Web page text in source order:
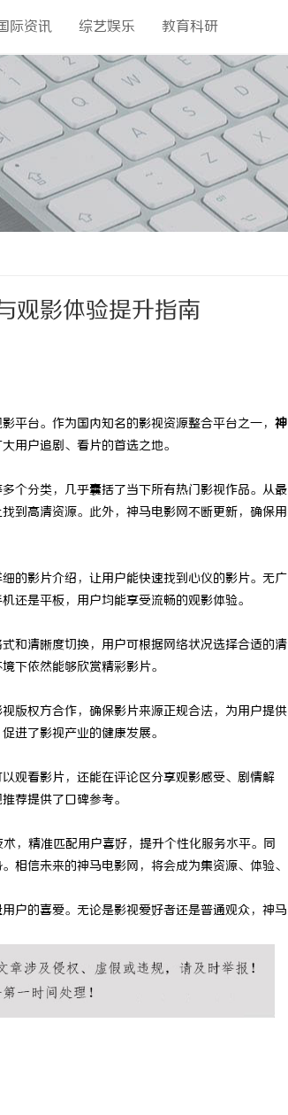
际资讯 综艺娱乐 教育科研
观影体验提升指南
平台。作为国内知名的影视资源整合平台之一， 神
用户追剧、看片的首选之地。
个分类，几乎囊括了当下所有热门影视作品。从最
到高清资源。此外，神马电影网不断更新，确保用
的影片介绍，让用户能快速找到心仪的影片。无广
还是平板，用户均能享受流畅的观影体验。
和清晰度切换，用户可根据网络状况选择合适的清
下依然能够欣赏精彩影片。
版权方合作，确保影片来源正规合法，为用户提供
进了影视产业的健康发展。
观看影片，还能在评论区分享观影感受、剧情解
荐提供了口碑参考。
，精准匹配用户喜好，提升个性化服务水平。同
相信未来的神马电影网，将会成为集资源、体验、
户的喜爱。无论是影视爱好者还是普通观众，神马
全解析